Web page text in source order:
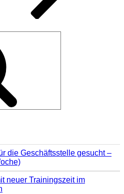
die Geschäftsstelle gesucht –
neuer Trainingszeit im